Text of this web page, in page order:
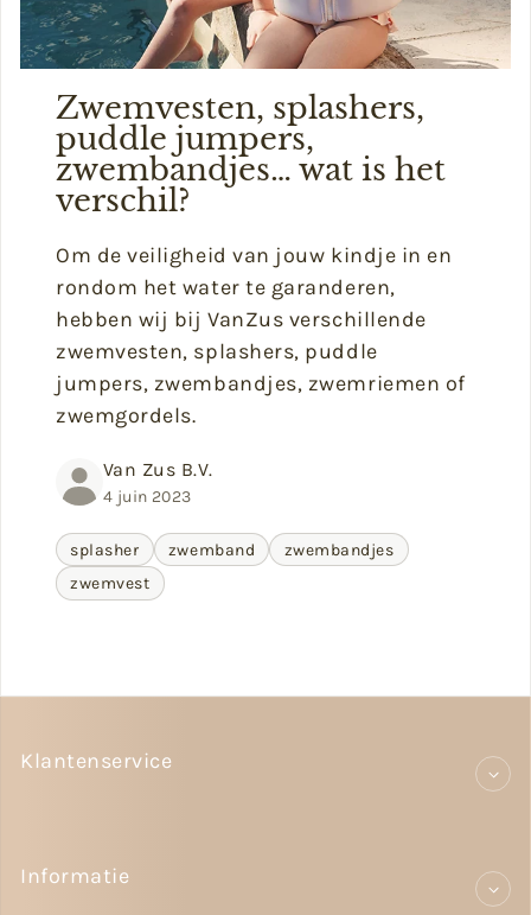
Zwemvesten, splashers,
puddle jumpers,
zwembandjes… wat is het
verschil?
Om de veiligheid van jouw kindje in en
rondom het water te garanderen,
hebben wij bij VanZus verschillende
zwemvesten, splashers, puddle
jumpers, zwembandjes, zwemriemen of
zwemgordels.
Van Zus B.V.
4 juin 2023
splasher zwemband
zwembandjes
zwemvest
Klantenservice
Informatie